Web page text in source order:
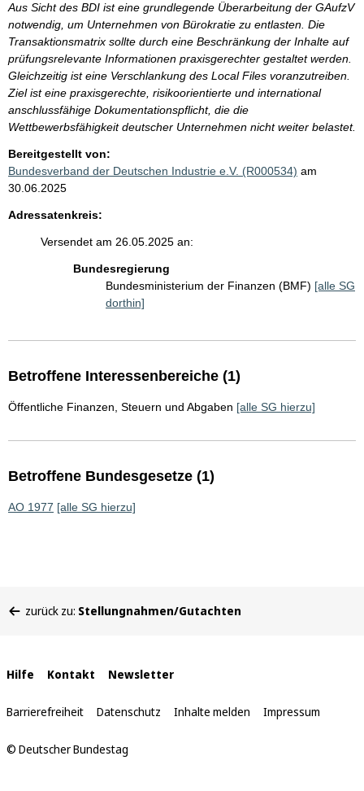
Aus Sicht des BDI ist eine grundlegende Überarbeitung der GAufzV
notwendig, um Unternehmen von Bürokratie zu entlasten. Die
Transaktionsmatrix sollte durch eine Beschränkung der Inhalte auf
prüfungsrelevante Informationen praxisgerechter gestaltet werden.
Gleichzeitig ist eine Verschlankung des Local Files voranzutreiben.
Ziel ist eine praxisgerechte, risikoorientierte und international
anschlussfähige Dokumentationspflicht, die die
Wettbewerbsfähigkeit deutscher Unternehmen nicht weiter belastet.
Bereitgestellt von:
Bundesverband der Deutschen Industrie e.V. (R000534) am
30.06.2025
Adressatenkreis:
Versendet am 26.05.2025 an:
Bundesregierung
Bundesministerium der Finanzen (BMF) [alle SG
dorthin]
Betroffene Interessenbereiche (1)
Öffentliche Finanzen, Steuern und Abgaben [alle SG hierzu]
Betroffene Bundesgesetze (1)
AO 1977 [alle SG hierzu]
befinden
zurück zu: Stellungnahmen/Gutachten
Interne
Links
Hilfe Kontakt Newsletter
Barrierefreiheit Datenschutz Inhalte melden Impressum
© Deutscher Bundestag